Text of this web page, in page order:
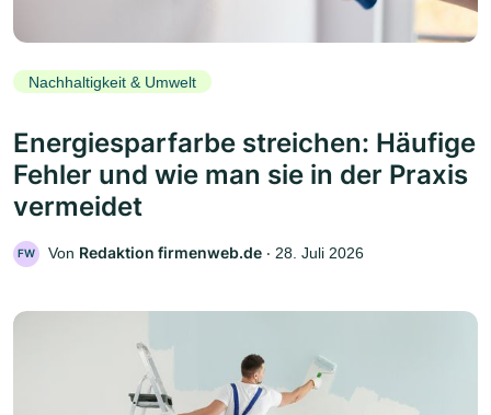
Nachhaltigkeit & Umwelt
Energiesparfarbe streichen: Häufige
Fehler und wie man sie in der Praxis
vermeidet
FW Von Redaktion firmenweb.de ‧ 28. Juli 2026